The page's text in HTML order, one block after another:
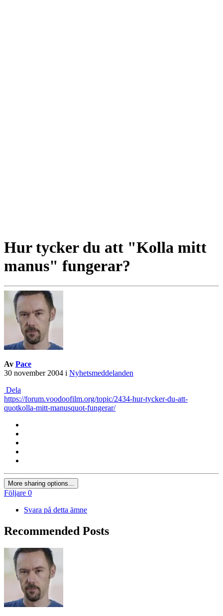
Hur tycker du att "Kolla mitt
manus" fungerar?
Av Pace
30 november 2004 i Nyhetsmeddelanden
Dela
https://forum.voodoofilm.org/topic/2434-hur-tycker-du-att-
quotkolla-mitt-manusquot-fungerar/
More sharing options...
Följare 0
Svara på detta ämne
Recommended Posts